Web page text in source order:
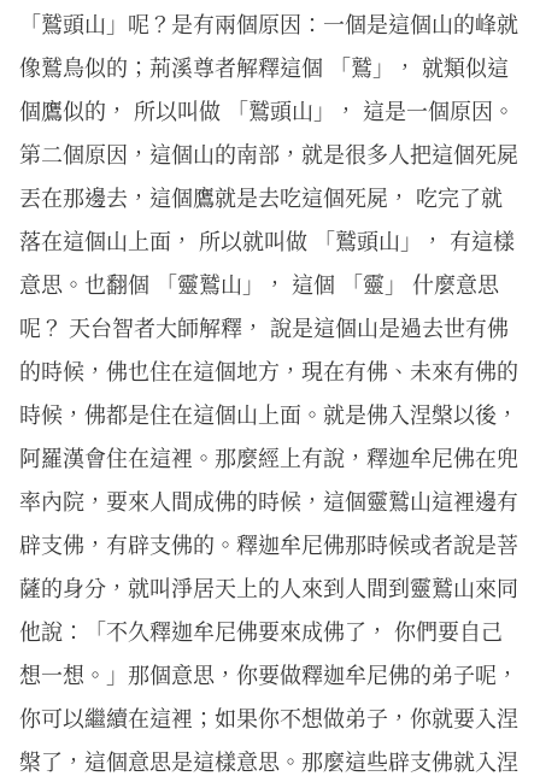
「鷲頭山」呢？是有兩個原因：一個是這個山的峰就
像鷲鳥似的；荊溪尊者解釋這個 「鷲」， 就類似這
個鷹似的， 所以叫做 「鷲頭山」， 這是一個原因。
第二個原因，這個山的南部，就是很多人把這個死屍
丟在那邊去，這個鷹就是去吃這個死屍， 吃完了就
落在這個山上面， 所以就叫做 「鷲頭山」， 有這樣
意思。也翻個 「靈鷲山」， 這個 「靈」 什麼意思
呢？ 天台智者大師解釋， 說是這個山是過去世有佛
的時候，佛也住在這個地方，現在有佛、未來有佛的
時候，佛都是住在這個山上面。就是佛入涅槃以後，
阿羅漢會住在這裡。那麼經上有說，釋迦牟尼佛在兜
率內院，要來人間成佛的時候，這個靈鷲山這裡邊有
辟支佛，有辟支佛的。釋迦牟尼佛那時候或者說是菩
薩的身分，就叫淨居天上的人來到人間到靈鷲山來同
他說：「不久釋迦牟尼佛要來成佛了， 你們要自己
想一想。」那個意思，你要做釋迦牟尼佛的弟子呢，
你可以繼續在這裡；如果你不想做弟子，你就要入涅
槃了，這個意思是這樣意思。那麼這些辟支佛就入涅